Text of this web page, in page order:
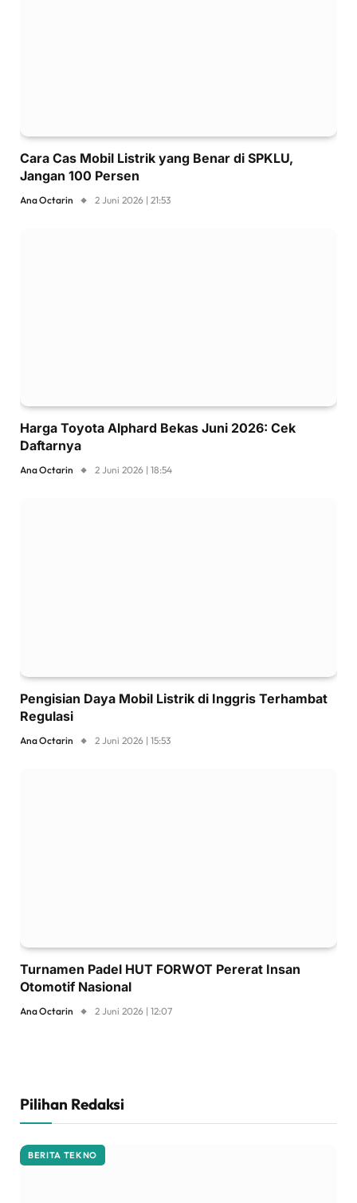
Cara Cas Mobil Listrik yang Benar di SPKLU,
Jangan 100 Persen
Ana Octarin 2 Juni 2026 | 21:53
Harga Toyota Alphard Bekas Juni 2026: Cek
Daftarnya
Ana Octarin 2 Juni 2026 | 18:54
Pengisian Daya Mobil Listrik di Inggris Terhambat
Regulasi
Ana Octarin 2 Juni 2026 | 15:53
Turnamen Padel HUT FORWOT Pererat Insan
Otomotif Nasional
Ana Octarin 2 Juni 2026 | 12:07
Pilihan Redaksi
BERITA TEKNO